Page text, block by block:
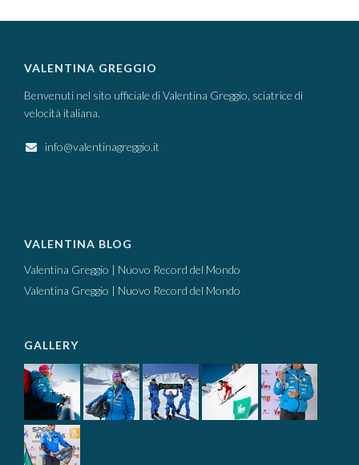
VALENTINA GREGGIO
Benvenuti nel sito ufficiale di Valentina Greggio, sciatrice di
velocità italiana.
info@valentinagreggio.it
VALENTINA BLOG
Valentina Greggio | Nuovo Record del Mondo
Valentina Greggio | Nuovo Record del Mondo
GALLERY